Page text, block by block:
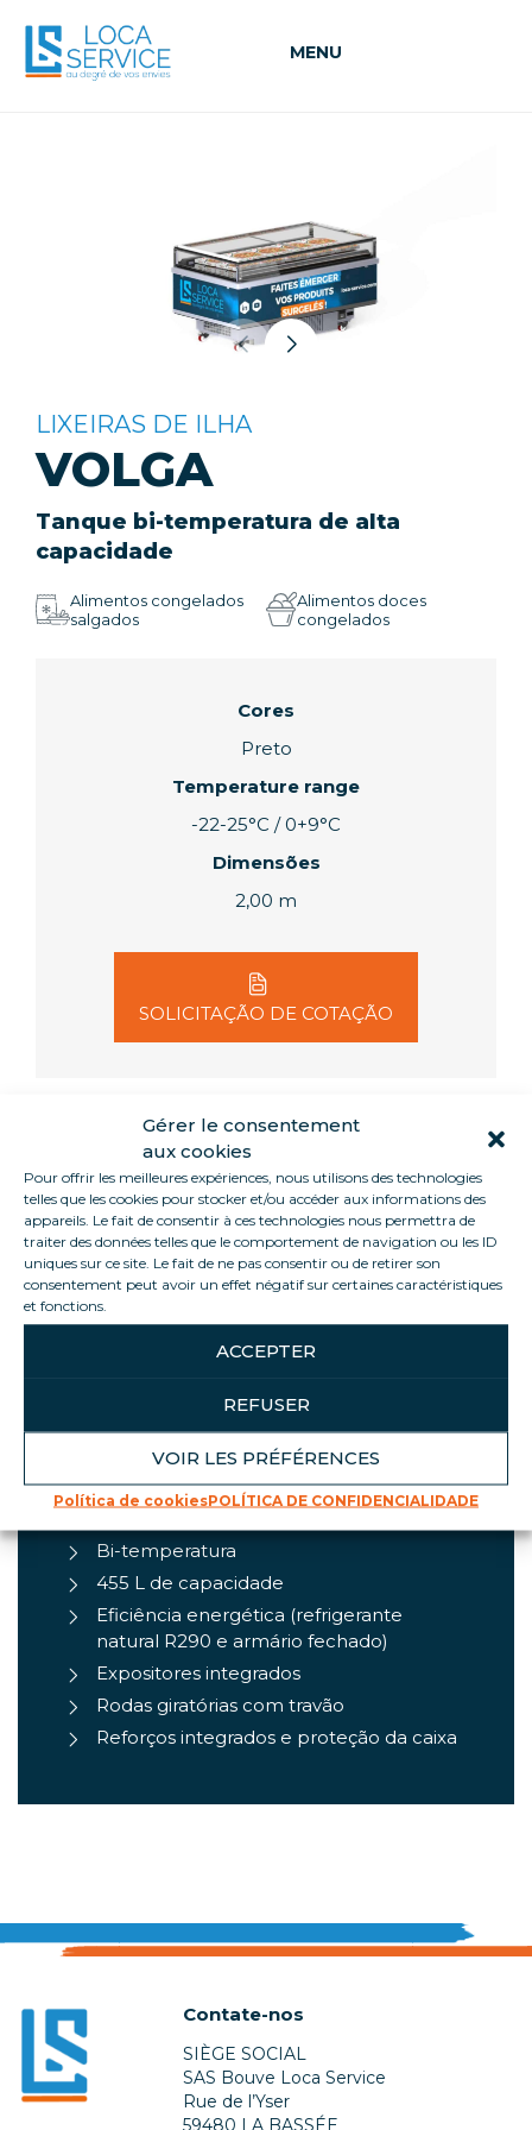
Gérer le consentement
aux cookies
Pour offrir les meilleures expériences, nous utilisons des technologies
telles que les cookies pour stocker et/ou accéder aux informations des
appareils. Le fait de consentir à ces technologies nous permettra de
traiter des données telles que le comportement de navigation ou les ID
uniques sur ce site. Le fait de ne pas consentir ou de retirer son
consentement peut avoir un effet négatif sur certaines caractéristiques
et fonctions.
ACCEPTER
REFUSER
VOIR LES PRÉFÉRENCES
Política de cookiesPOLÍTICA DE CONFIDENCIALIDADE
MENU
LIXEIRAS DE ILHA
VOLGA
Tanque bi-temperatura de alta
capacidade
Alimentos congelados
salgados
Alimentos doces
congelados
Cores
Preto
Temperature range
-22-25°C / 0+9°C
Dimensões
2,00 m
SOLICITAÇÃO DE COTAÇÃO
Informations
A VOLGA é uma vitrina refrigerada de dupla
temperatura concebida para satisfazer as suas
necessidades de alimentos frescos e congelados.
O vidro e a iluminação 100% LED proporcionam
modelo exclusivo Loca Service, fabricado na nossa
DESTAQUES DO PRODUTO
Bi-temperatura
455 L de capacidade
Eficiência energética (refrigerante
natural R290 e armário fechado)
Expositores integrados
Rodas giratórias com travão
Reforços integrados e proteção da caixa
Contate-nos
SIÈGE SOCIAL
SAS Bouve Loca Service
Rue de l’Yser
59480 LA BASSÉE